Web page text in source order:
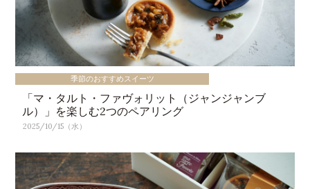
季節のおすすめスイーツ
「マ・タルト・ファヴォリット（ジャンジャンブ
ル）」を楽しむ2つのペアリング
2025/10/15（水）